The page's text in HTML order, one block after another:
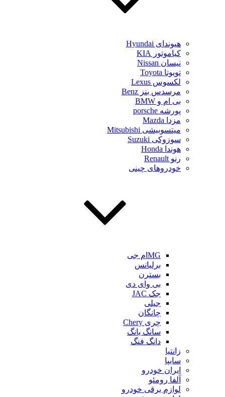
هیوندای Hyundai
کیاموتور KIA
نیسان Nissan
تویوتا Toyota
لکسوس Lexus
مرسدس بنز Benz
بی ام و BMW
پورشه porsche
مزدا Mazda
میتسوبیشی Mitsubishi
سوزوکی Suzuki
هوندا Honda
رنو Renault
خودروهای چینی
MGام جی
برلیانس
بسترن
بی وای دی
جک JAC
جیلی
چانگان
چری Chery
سانگ یانگ
دانگ فنگ
زانتیا
سایپا
ایران خودرو
آلفا رومئو
لوازم برقی خودرو